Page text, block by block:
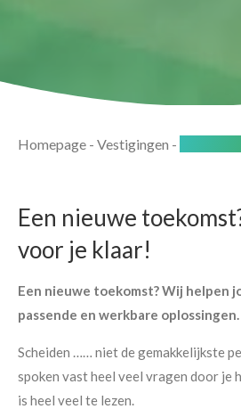
Homepage - Vestigingen -
Een nieuwe
voor je klaar!
Een nieuwe toekomst? Wij helpen
passende en werkbare oplossingen.
Scheiden …… niet de gemakkelijkste
spoken vast heel veel vragen door je
is heel veel te lezen.